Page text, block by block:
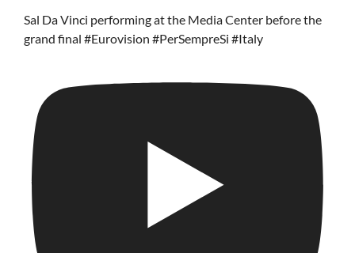
Sal Da Vinci performing at the Media Center before the
grand final #Eurovision #PerSempreSi #Italy